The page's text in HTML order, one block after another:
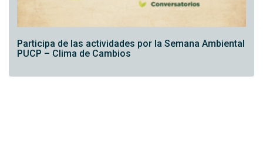
Participa de las actividades por la Semana Ambiental
PUCP – Clima de Cambios